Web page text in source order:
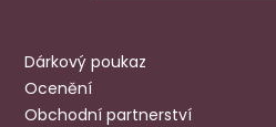
Dárkový poukaz
Ocenění
Obchodní partnerství